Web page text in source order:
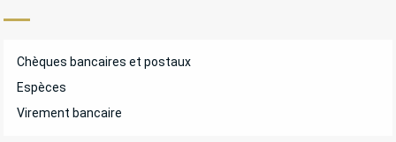
Chèques bancaires et postaux
Espèces
Virement bancaire